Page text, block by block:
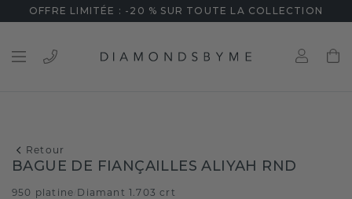
OFFRE LIMITÉE : -20 % SUR TOUTE LA COLLECTION
Retour
BAGUE DE FIANÇAILLES ALIYAH RND
950 platine Diamant 1.703 crt